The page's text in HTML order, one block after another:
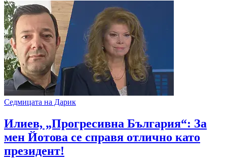
Седмицата на Дарик
Илиев, „Прогресивна България“: За
мен Йотова се справя отлично като
президент!